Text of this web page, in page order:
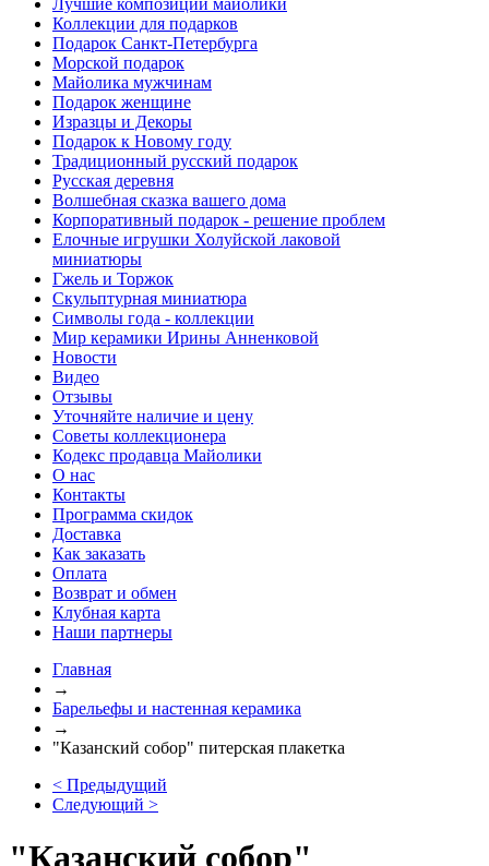
Лучшие композиции майолики
Коллекции для подарков
Подарок Санкт-Петербурга
Морской подарок
Майолика мужчинам
Подарок женщине
Изразцы и Декоры
Подарок к Новому году
Традиционный русский подарок
Русская деревня
Волшебная сказка вашего дома
Корпоративный подарок - решение проблем
Елочные игрушки Холуйской лаковой
миниатюры
Гжель и Торжок
Скульптурная миниатюра
Символы года - коллекции
Мир керамики Ирины Анненковой
Новости
Видео
Отзывы
Уточняйте наличие и цену
Советы коллекционера
Кодекс продавца Майолики
О нас
Контакты
Программа скидок
Доставка
Как заказать
Оплата
Возврат и обмен
Клубная карта
Наши партнеры
Главная
→
Барельефы и настенная керамика
→
"Казанский собор" питерская плакетка
< Предыдущий
Следующий >
"Казанский собор"